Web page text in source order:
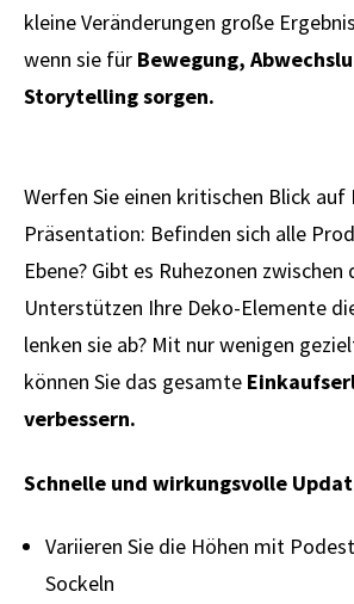
kleine Veränderungen große
wenn sie für Bewegung,
Storytelling sorgen.
Werfen Sie einen kritischen Blick
Präsentation: Befinden sich alle
Ebene? Gibt es Ruhezonen zwischen
Unterstützen Ihre Deko-Elemente
lenken sie ab? Mit nur wenigen
können Sie das gesamte
verbessern.
Schnelle und wirkungsvolle
Variieren Sie die Höhen mit
Sockeln